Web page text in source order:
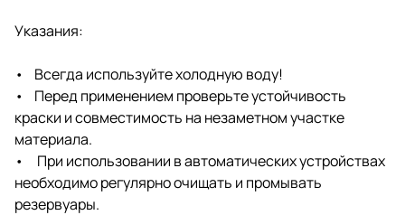
Указания:
• Всегда используйте холодную воду!
• Перед применением проверьте устойчивость
краски и совместимость на незаметном участке
материала.
• При использовании в автоматических устройствах
необходимо регулярно очищать и промывать
резервуары.